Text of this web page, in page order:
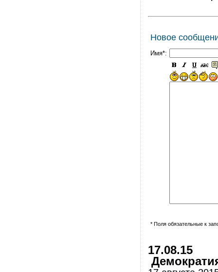
Новое
Имя*:
* Поля обязательные к
17.08.15